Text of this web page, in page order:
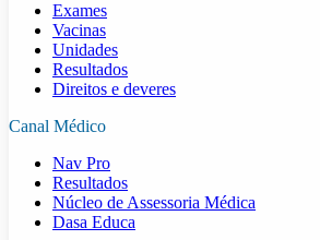
Exames
Vacinas
Unidades
Resultados
Direitos e deveres
Canal Médico
Nav Pro
Resultados
Núcleo de Assessoria Médica
Dasa Educa